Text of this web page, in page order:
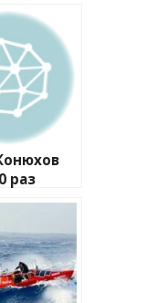
раз
в